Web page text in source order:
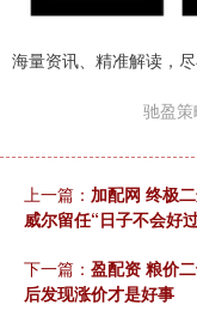
海量资讯、精准解读，
驰盈策
上一篇： 加配网 终极
威尔留任“日子不会好
下一篇： 盈配资 粮价
后发现涨价才是好事